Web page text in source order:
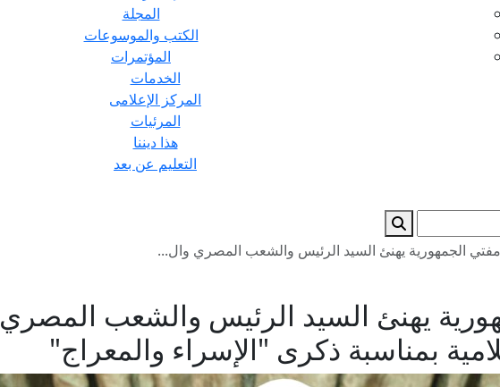
المجلة
الكتب والموسوعات
المؤتمرات
الخدمات
المركز الإعلامى
المرئيات
هذا ديننا
التعليم عن بعد
مفتي الجمهورية يهنئ السيد الرئيس والشعب المصري وال...
يهنئ السيد الرئيس والشعب المصري
بمناسبة ذكرى "الإسراء والمعراج"